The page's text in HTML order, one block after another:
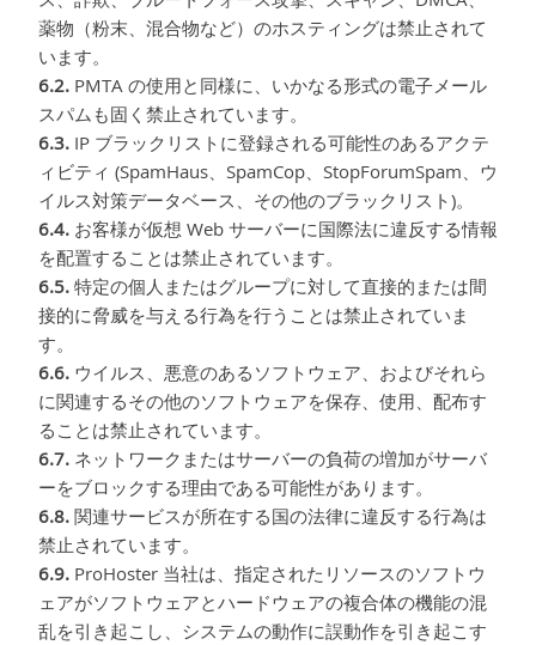
薬物（粉末、混合物など）のホスティングは禁止されて
います。
6.2. PMTA の使用と同様に、いかなる形式の電子メール
スパムも固く禁止されています。
6.3. IP ブラックリストに登録される可能性のあるアクテ
ィビティ (SpamHaus、SpamCop、StopForumSpam、ウ
イルス対策データベース、その他のブラックリスト)。
6.4. お客様が仮想 Web サーバーに国際法に違反する情報
を配置することは禁止されています。
6.5. 特定の個人またはグループに対して直接的または間
接的に脅威を与える行為を行うことは禁止されていま
す。
6.6. ウイルス、悪意のあるソフトウェア、およびそれら
に関連するその他のソフトウェアを保存、使用、配布す
ることは禁止されています。
6.7. ネットワークまたはサーバーの負荷の増加がサーバ
ーをブロックする理由である可能性があります。
6.8. 関連サービスが所在する国の法律に違反する行為は
禁止されています。
6.9. ProHoster 当社は、指定されたリソースのソフトウ
ェアがソフトウェアとハ​​ードウェアの複合体の機能の混
乱を引き起こし、システムの動作に誤動作を引き起こす